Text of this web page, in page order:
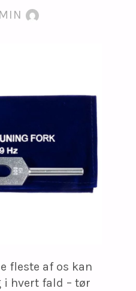
fleste af os kan
i hvert fald – tør